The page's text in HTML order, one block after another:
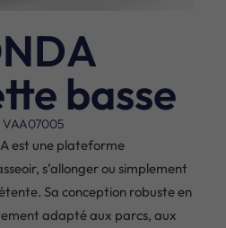
basse
VAA07005
est une plateforme
s’allonger ou simplement
Sa conception robuste en
adapté aux parcs, aux